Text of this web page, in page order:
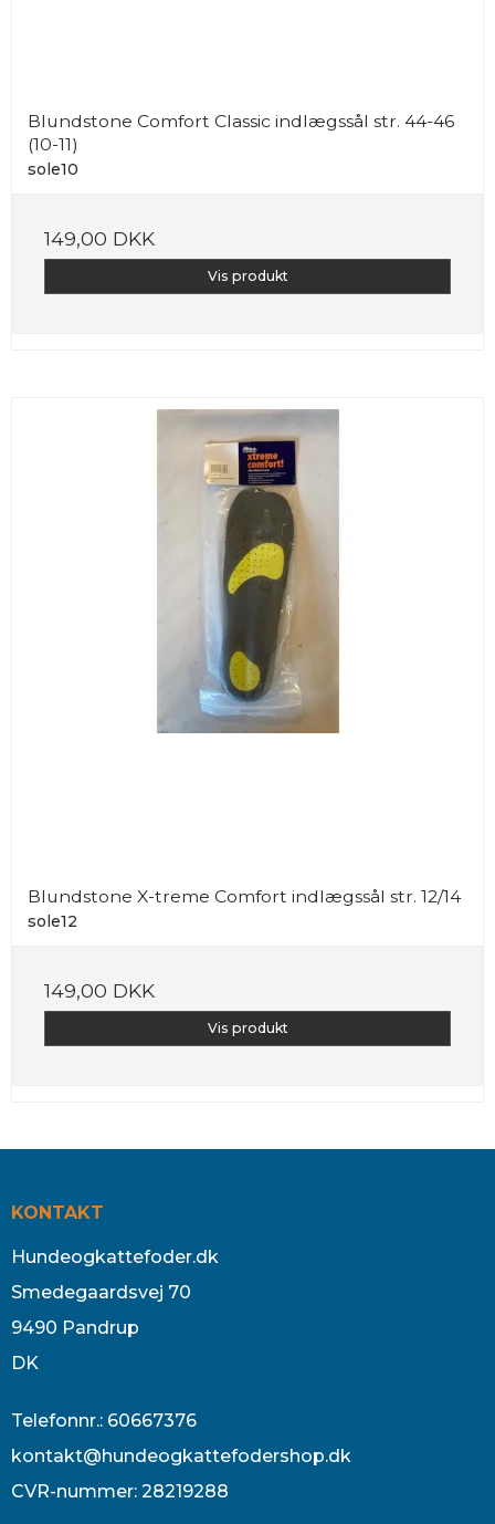
Blundstone Comfort Classic indlægssål str. 44-46
(10-11)
sole10
149,00 DKK
Vis produkt
Blundstone X-treme Comfort indlægssål str. 12/14
sole12
149,00 DKK
Vis produkt
KONTAKT
Hundeogkattefoder.dk
Smedegaardsvej 70
9490 Pandrup
DK
Telefonnr.: 60667376
kontakt@hundeogkattefodershop.dk
CVR-nummer: 28219288